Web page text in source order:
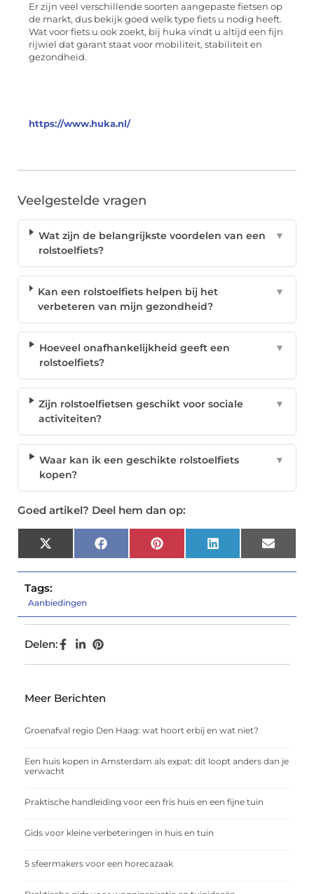
Er zijn veel verschillende soorten aangepaste fietsen op
de markt, dus bekijk goed welk type fiets u nodig heeft.
Wat voor fiets u ook zoekt, bij huka vindt u altijd een fijn
rijwiel dat garant staat voor mobiliteit, stabiliteit en
gezondheid.
https://www.huka.nl/
Veelgestelde vragen
Wat zijn de belangrijkste voordelen van een
rolstoelfiets?
▼
Kan een rolstoelfiets helpen bij het
verbeteren van mijn gezondheid?
▼
Hoeveel onafhankelijkheid geeft een
rolstoelfiets?
▼
Zijn rolstoelfietsen geschikt voor sociale
activiteiten?
▼
Waar kan ik een geschikte rolstoelfiets
kopen?
▼
Goed artikel? Deel hem dan op:
X
(Twitter)
Facebook Pinterest LinkedIn Email
Tags:
Aanbiedingen
Delen:
Meer Berichten
Groenafval regio Den Haag: wat hoort erbij en wat niet?
Een huis kopen in Amsterdam als expat: dit loopt anders dan je
verwacht
Praktische handleiding voor een fris huis en een fijne tuin
Gids voor kleine verbeteringen in huis en tuin
5 sfeermakers voor een horecazaak